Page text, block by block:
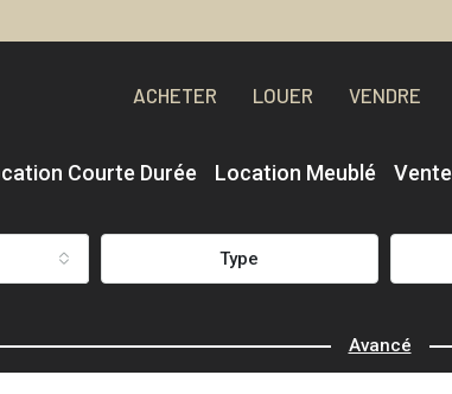
ACHETER LOUER VENDRE
Courte Durée Location Meublé Vente
Type
Avancé